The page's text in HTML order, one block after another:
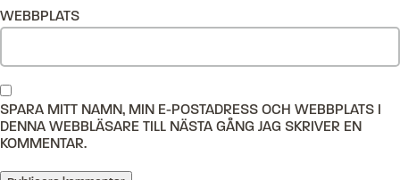
WEBBPLATS
SPARA MITT NAMN, MIN E-POSTADRESS OCH WEBBPLATS I
DENNA WEBBLÄSARE TILL NÄSTA GÅNG JAG SKRIVER EN
KOMMENTAR.